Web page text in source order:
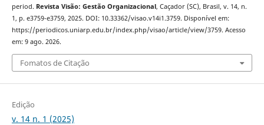
period. Revista Visão: Gestão Organizacional, Caçador (SC), Brasil, v. 14, n.
1, p. e3759-e3759, 2025. DOI: 10.33362/visao.v14i1.3759. Disponível em:
https://periodicos.uniarp.edu.br/index.php/visao/article/view/3759. Acesso
em: 9 ago. 2026.
Fomatos de Citação
Edição
v. 14 n. 1 (2025)